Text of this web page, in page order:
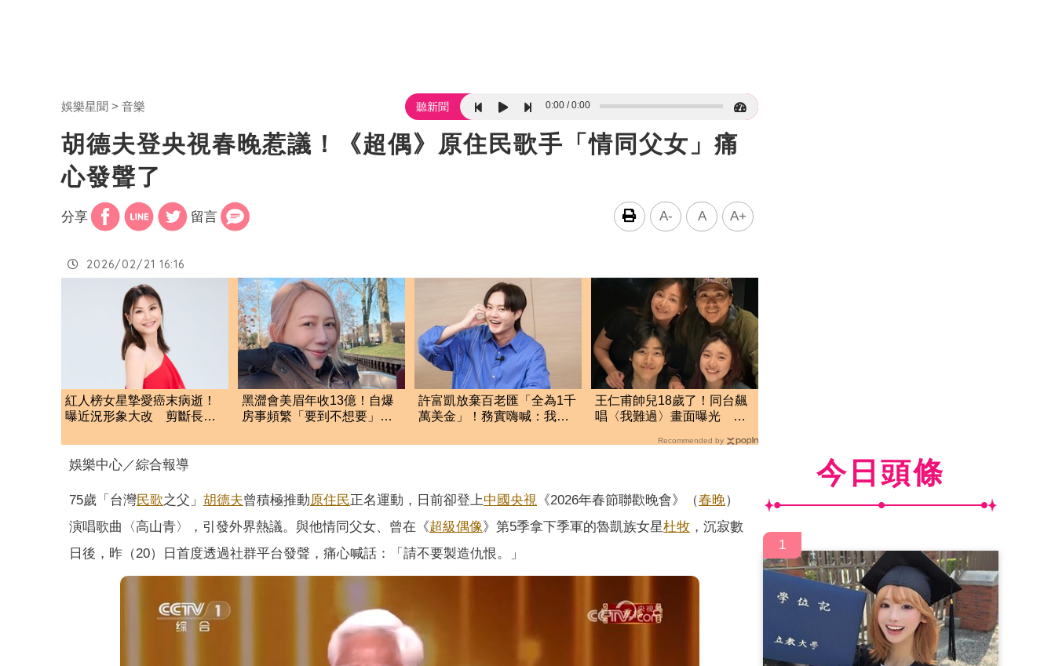
娛樂星聞 音樂 聽新聞 0:00 0:00
胡德夫登央視春晚惹議！《超偶》原住民歌手「情同父女」痛
心發聲了
分享 留言 A- A A+
2026/02/21 16:16
紅人榜女星摯愛癌末病逝！
曝近況形象大改 剪斷長髮
黑澀會美眉年收13億！自爆
房事頻繁「要到不想要」助
許富凱放棄百老匯「全為1千
萬美金」！務實嗨喊：我要
王仁甫帥兒18歲了！同台飆
唱〈我難過〉畫面曝光 網
Recommended by
娛樂中心／綜合報導
75歲「台灣民歌之父」 胡德夫曾積極推動原住民正名運動，日前卻登上中國央視 《2026年春節聯歡晚會》（春晚）
演唱歌曲〈高山青〉，引發外界熱議。與他情同父女、曾在《超級偶像》第5季拿下季軍的魯凱族女星杜牧 ，沉寂數
日後，昨（20）日首度透過社群平台發聲，痛心喊話：「請不要製造仇恨。」
今日頭條
1